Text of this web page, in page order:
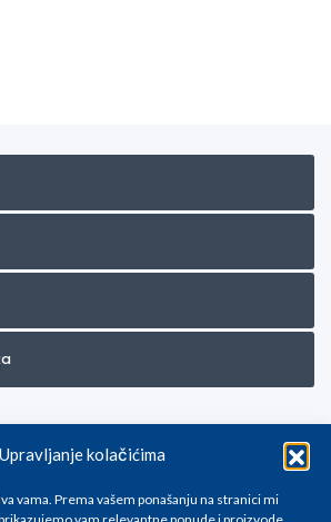
Upravljanje kolačićima
vama. Prema vašem ponašanju na stranici mi